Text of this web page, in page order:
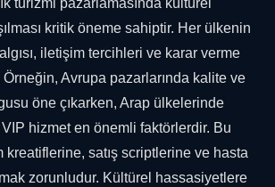
turizmi pazarlamasında kültürel
kritik öneme sahiptir. Her ülkenin
iletişim tercihleri ve karar verme
Örneğin, Avrupa pazarlarında kalite ve
öne çıkarken, Arap ülkelerinde
hizmet en önemli faktörlerdir. Bu
kreatiflerine, satış scriptlerine ve hasta
zorunludur. Kültürel hassasiyetlere